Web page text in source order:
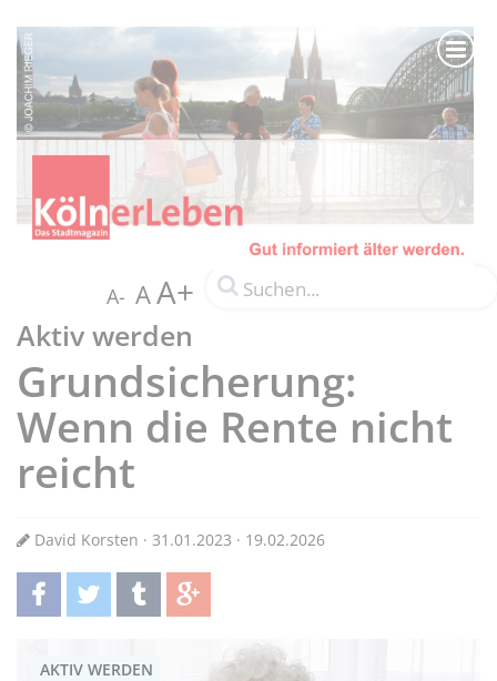
A- AA+
Aktiv werden
Grundsicherung:
Wenn die Rente nicht
reicht
David Korsten · 31.01.2023 · 19.02.2026
AKTIV WERDEN